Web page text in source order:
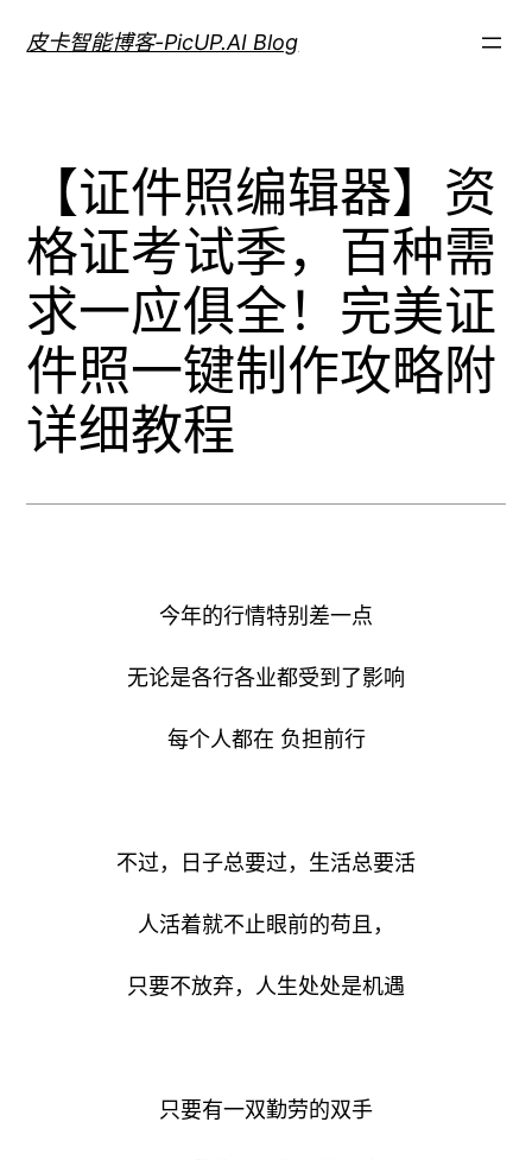
皮卡智能博客-PicUP.AI Blog
【证件照编辑器】资
格证考试季，百种需
求一应俱全！完美证
件照一键制作攻略附
详细教程
今年的行情特别差一点
无论是各行各业都受到了影响
每个人都在 负担前行
不过，日子总要过，生活总要活
人活着就不止眼前的苟且，
只要不放弃，人生处处是机遇
只要有一双勤劳的双手